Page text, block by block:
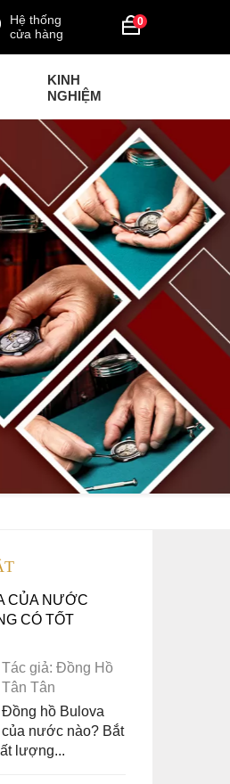
0
Hệ thống
cửa hàng
KINH
NGHIỆM
CỦA NƯỚC
CÓ TỐT
Tác giả: Đồng Hồ
Tân Tân
Đồng hồ Bulova
của nước nào? Bắt
lượng...